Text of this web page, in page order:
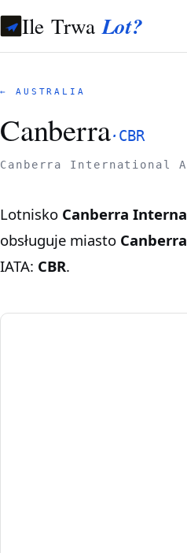
Ile TrwaLot?
← AUSTRALIA
Canberra· CBR
Canberra International
Lotnisko Canberra
obsługuje miasto Canberra
IATA: CBR.